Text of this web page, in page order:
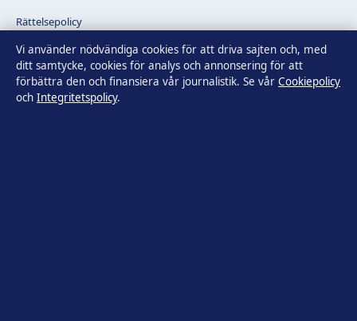
Rättelsepolicy
Faktagranskningspolicy
Ägande & finansiering
Vi använder nödvändiga cookies för att driva sajten och, med
ditt samtycke, cookies för analys och annonsering för att
förbättra den och finansiera vår journalistik. Se vår Cookiepolicy
och Integritetspolicy.